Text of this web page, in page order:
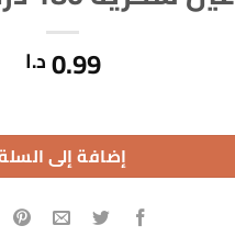
0.99د.ا
إضافة إلى